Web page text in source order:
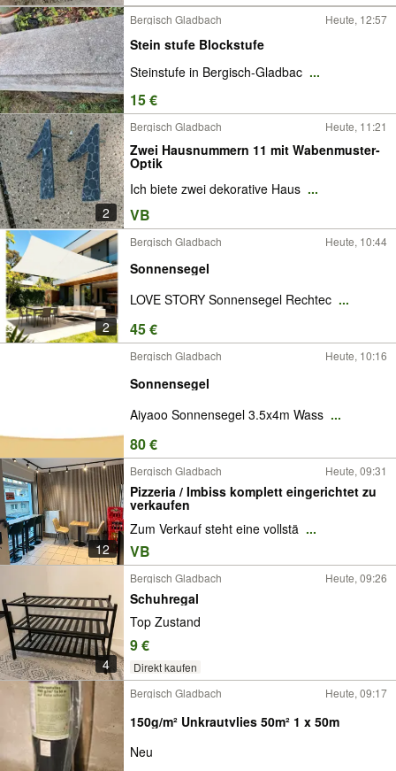
Bergisch Gladbach Heute, 12:57
Stein stufe Blockstufe
Steinstufe in Bergisch-Gladbac ...
15 €
2
Bergisch Gladbach Heute, 11:21
Zwei Hausnummern 11 mit Wabenmuster-
Optik
Ich biete zwei dekorative Haus ...
VB
2
Bergisch Gladbach Heute, 10:44
Sonnensegel
LOVE STORY Sonnensegel Rechtec ...
45 €
Bergisch Gladbach Heute, 10:16
Sonnensegel
Aiyaoo Sonnensegel 3.5x4m Wass ...
80 €
12
Bergisch Gladbach Heute, 09:31
Pizzeria / Imbiss komplett eingerichtet zu
verkaufen
Zum Verkauf steht eine vollstä ...
VB
4
Bergisch Gladbach Heute, 09:26
Schuhregal
Top Zustand
9 €
Direkt kaufen
Bergisch Gladbach
Heute, 09:17
150g/m² Unkrautvlies 50m² 1 x 50m
Neu